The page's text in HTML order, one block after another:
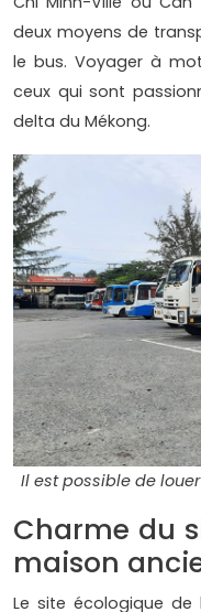
deux moyens de
le bus. Voyager à
ceux qui sont
delta du Mékong.
Il est possible de
Charme du
maison
Le site écologique de